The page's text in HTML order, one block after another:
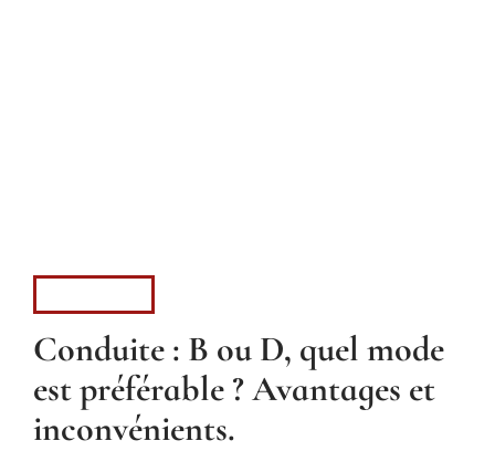
Conduite : B ou D, quel mode
est préférable ? Avantages et
inconvénients.